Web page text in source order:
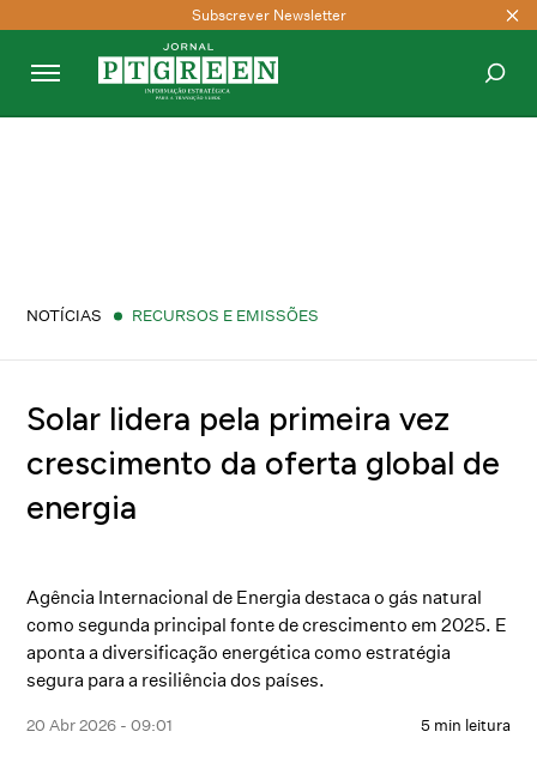
Subscrever Newsletter
NOTÍCIAS RECURSOS E EMISSÕES
Solar lidera pela primeira vez
crescimento da oferta global de
energia
Agência Internacional de Energia destaca o gás natural
como segunda principal fonte de crescimento em 2025. E
aponta a diversificação energética como estratégia
segura para a resiliência dos países.
20 Abr 2026 - 09:01 5 min leitura